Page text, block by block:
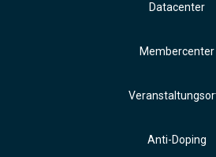
Datacenter
Membercenter
Anti-Doping